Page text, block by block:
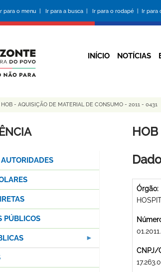
para o menu | Ir para a busca | Ir para o rodapé | Ir para
INÍCIO NOTÍCIAS
HOB - AQUISIÇÃO DE MATERIAL DE CONSUMO - 2011 - 0431
Órgão:
CNPJ/
PÚBLICOS